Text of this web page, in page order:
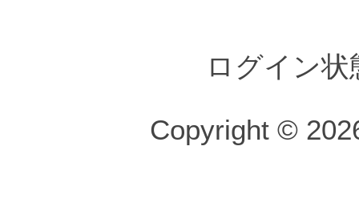
ログイン
Copyright ©